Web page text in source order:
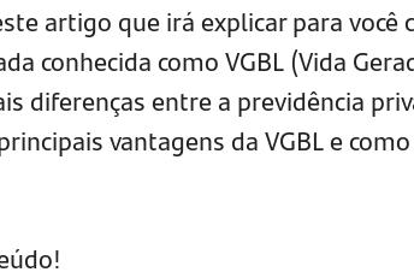
artigo que irá explicar para você
conhecida como VGBL (Vida
diferenças entre a previdência
vantagens da VGBL e como